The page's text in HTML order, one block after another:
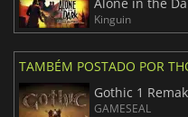
Kinguin
TAMBÉM POSTADO POR
Gothic 1
GAMESEAL